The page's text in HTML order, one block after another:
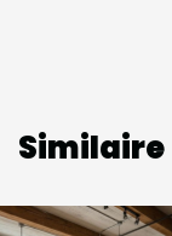
Similaire